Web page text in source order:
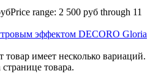
Price range: 2 500 руб through 11
товар имеет несколько вариаций.
товара.